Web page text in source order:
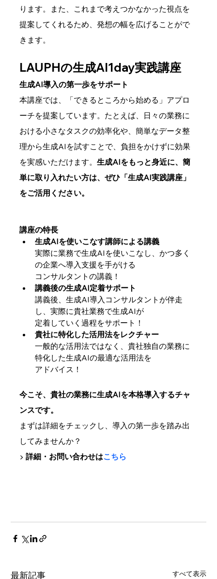
ります。また、これまで考えつかなかった視点を
提案してくれるため、発想の幅を広げることがで
きます。
LAUPHの生成AI1day実践講座
生成AI導入の第一歩をサポート
本講座では、「できるところから始める」アプロ
ーチを提案しています。たとえば、日々の業務に
おける小さなタスクの効率化や、簡単なデータ整
理から生成AIを試すことで、負担をかけずに効果
を実感いただけます。生成AIをもっと身近に、簡
単に取り入れたい方は、ぜひ「生成AI実践講座」
をご活用ください。
講座の特長
生成AIを使いこなす講師による講義
実際に業務で生成AIを使いこなし、かつ多く
の企業へ導入支援を手がける
コンサルタントの講義！
講義後の生成AI定着サポート
講義後、生成AI導入コンサルタントが伴走
し、実際に貴社業務で生成AIが
定着していく過程をサポート！
貴社に特化した活用法をレクチャー
一般的な活用法ではなく、貴社独自の業務に
特化した生成AIの最適な活用法を
アドバイス！
今こそ、貴社の業務に生成AIを本格導入するチャ
ンスです。
まずは詳細をチェックし、導入の第一歩を踏み出
してみませんか？
▶ 詳細・お問い合わせはこちら
最新記事 すべて表示